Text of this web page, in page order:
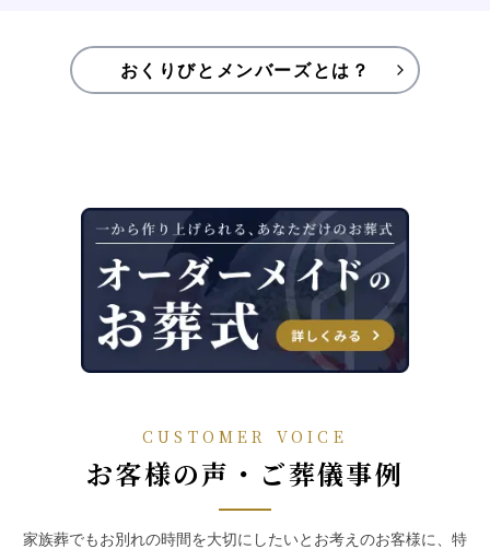
おくりびとメンバーズとは？
CUSTOMER VOICE
お客様の声・ご葬儀事例
家族葬でもお別れの時間を大切にしたいとお考えのお客様に、特